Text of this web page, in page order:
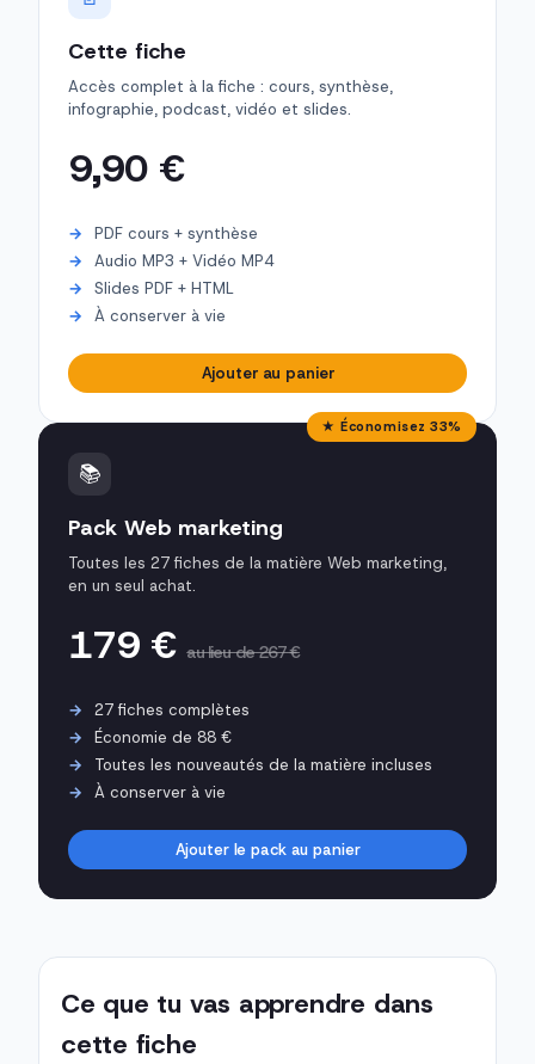
Cette fiche
Accès complet à la fiche : cours, synthèse,
infographie, podcast, vidéo et slides.
9,90 €
PDF cours + synthèse
Audio MP3 + Vidéo MP4
Slides PDF + HTML
À conserver à vie
Ajouter au panier
★ Économisez 33%
📚
Pack Web marketing
Toutes les 27 fiches de la matière Web marketing,
en un seul achat.
179 €au lieu de 267 €
27 fiches complètes
Économie de 88 €
Toutes les nouveautés de la matière incluses
À conserver à vie
Ajouter le pack au panier
Ce que tu vas apprendre dans
cette fiche